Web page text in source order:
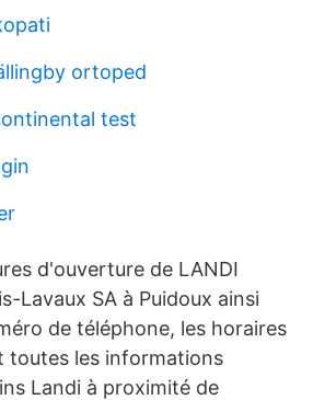
ortoped
test
d'ouverture de LANDI
Lavaux SA à Puidoux ainsi
de téléphone, les horaires
toutes les informations
Landi à proximité de